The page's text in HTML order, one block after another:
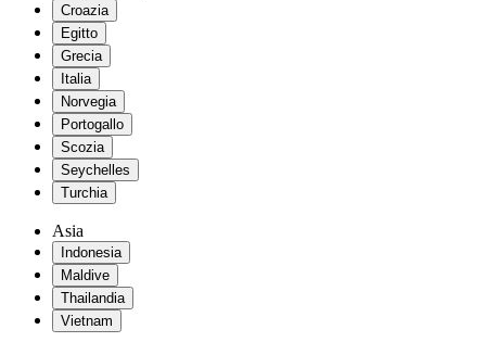
Croazia
Egitto
Grecia
Italia
Norvegia
Portogallo
Scozia
Seychelles
Turchia
Asia
Indonesia
Maldive
Thailandia
Vietnam